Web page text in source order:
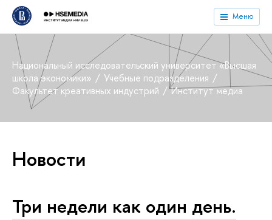
Меню
Национальный исследовательский университет «Высшая
школа экономики»
Учебные подразделения
Факультет креативных индустрий
Институт медиа
Новости
Три недели как один день.